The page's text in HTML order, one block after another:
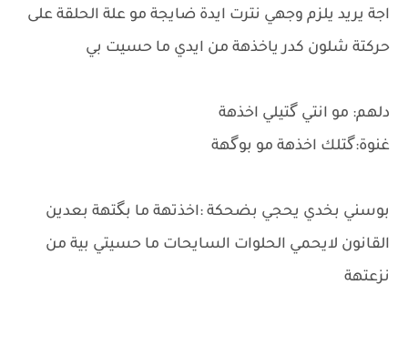
اجة يريد يلزم وجهي نترت ايدة ضايجة مو علة الحلقة على
حركتة شلون كدر ياخذهة من ايدي ما حسيت بي
دلهم: مو انتي گتيلي اخذهة
غنوة:گتلك اخذهة مو بوگهة
بوسني بخدي يحجي بضحكة :اخذتهة ما بگتهة بعدين
القانون لايحمي الحلوات السايحات ما حسيتي بية من
نزعتهة